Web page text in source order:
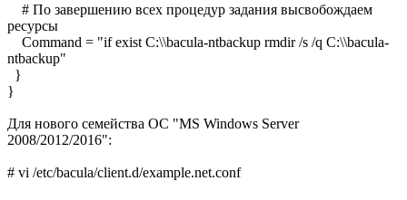
# По завершению всех процедур задания высвобождаем
ресурсы
Command = "if exist C:\\bacula-ntbackup rmdir /s /q C:\\bacula-
ntbackup"
}
}
Для нового семейства ОС "MS Windows Server
2008/2012/2016":
# vi /etc/bacula/client.d/example.net.conf